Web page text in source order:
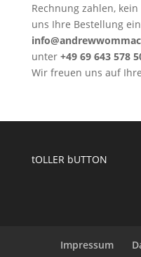
Rechnung zahlen,
uns Ihre Bestellung
unter +49 69 643 578
Wir freuen uns auf
tOLLER bUTTON
Impressum